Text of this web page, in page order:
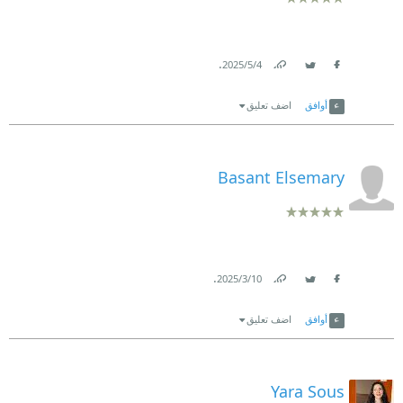
4‏/5‏/2025
.
أوافق اضف تعليق
Basant Elsemary
10‏/3‏/2025
.
أوافق اضف تعليق
Yara Sous